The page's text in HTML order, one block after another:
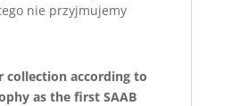
nie przyjmujemy
collection according to
as the first SAAB